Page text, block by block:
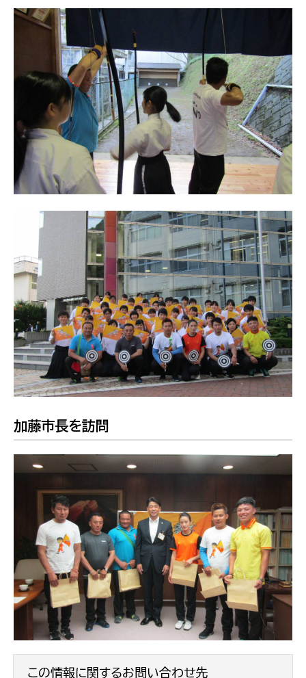
加藤市長を訪問
この情報に関するお問い合わせ先